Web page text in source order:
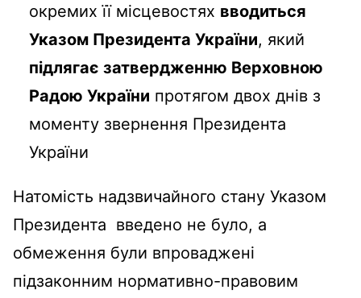
окремих її місцевостях вводиться
Указом Президента України, який
підлягає затвердженню Верховною
Радою України протягом двох днів з
моменту звернення Президента
України
Натомість надзвичайного стану Указом
Президента введено не було, а
обмеження були впроваджені
підзаконним нормативно-правовим